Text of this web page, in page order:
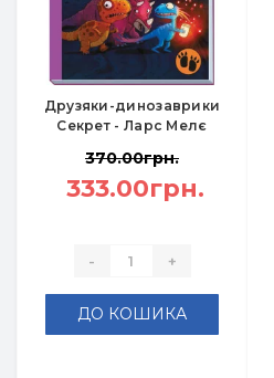
Друзяки-динозаврики
Секрет - Ларс Мелє
370.00грн.
333.00грн.
- +
ДО КОШИКА